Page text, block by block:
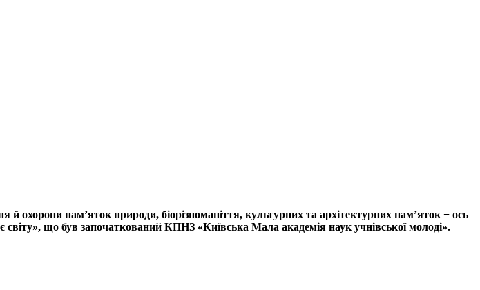
охорони пам’яток природи, біорізноманіття, культурних та архітектурних пам’яток − ось
що був започаткований КПНЗ «Київська Мала академія наук учнівської молоді».